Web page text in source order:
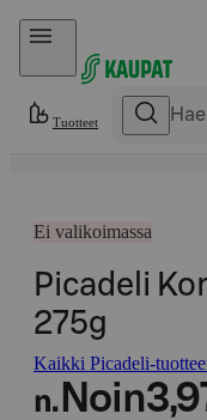
Hyppää sisältöön
Tuotteet
Ei valikoimassa
Picadeli
275g
Kaikki Picadeli-
n. Noin